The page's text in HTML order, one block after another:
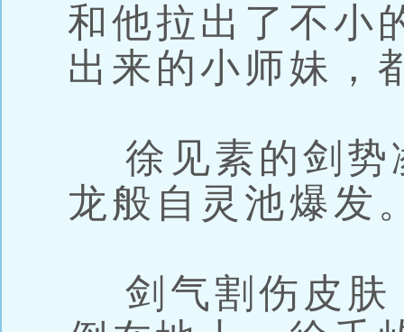
和他拉出了不小
出来的小师妹，
徐见素的剑势
龙般自灵池爆发
剑气割伤皮肤